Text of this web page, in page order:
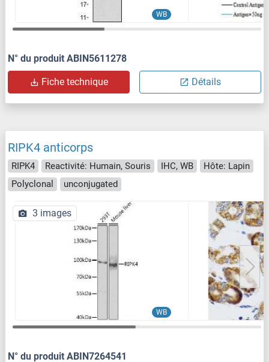
WB
N° du produit ABIN5611278
Fiche technique Détails
RIPK4 anticorps
RIPK4 Reactivité: Humain, Souris IHC, WB
Hôte: Lapin
Polyclonal
unconjugated
WB
3 images
N° du produit ABIN7264541